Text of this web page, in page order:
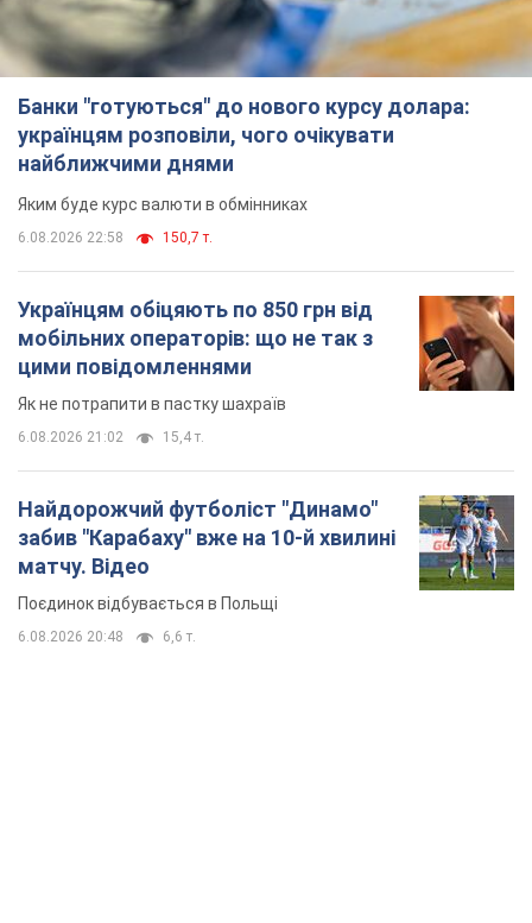
Банки "готуються" до нового курсу долара:
українцям розповіли, чого очікувати
найближчими днями
Яким буде курс валюти в обмінниках
6.08.2026 22:58 150,7 т.
Українцям обіцяють по 850 грн від
мобільних операторів: що не так з
цими повідомленнями
Як не потрапити в пастку шахраїв
6.08.2026 21:02 15,4 т.
Найдорожчий футболіст "Динамо"
забив "Карабаху" вже на 10-й хвилині
матчу. Відео
Поєдинок відбувається в Польщі
6.08.2026 20:48 6,6 т.